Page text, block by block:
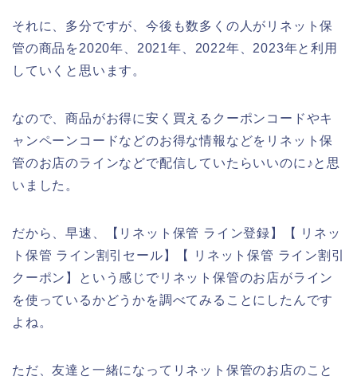
それに、多分ですが、今後も数多くの人がリネット保
管の商品を2020年、2021年、2022年、2023年と利用
していくと思います。
なので、商品がお得に安く買えるクーポンコードやキ
ャンペーンコードなどのお得な情報などをリネット保
管のお店のラインなどで配信していたらいいのに♪と思
いました。
だから、早速、【リネット保管 ライン登録】【 リネッ
ト保管 ライン割引セール】【 リネット保管 ライン割引
クーポン】という感じでリネット保管のお店がライン
を使っているかどうかを調べてみることにしたんです
よね。
ただ、友達と一緒になってリネット保管のお店のこと